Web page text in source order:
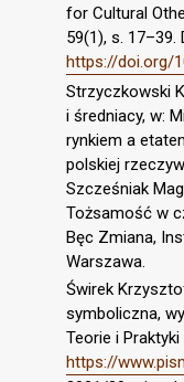
for Cultural
59(1), s. 17–39.
https://doi.org/
Strzyczkowski
i średniacy, w:
rynkiem a
polskiej
Szcześniak
Tożsamość w
Bęc Zmiana,
Warszawa.
Świrek
symboliczna,
Teorie i Praktyki
https://